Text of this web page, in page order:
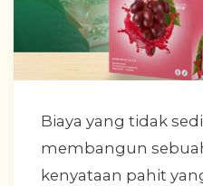
Biaya yang tidak
membangun
kenyataan pahit